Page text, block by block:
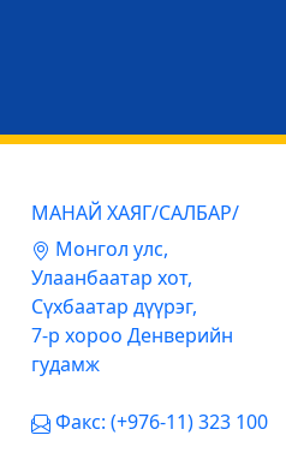
МАНАЙ ХАЯГ/САЛБАР/
Mонгол улс,
Улаанбаатар хот,
Сүхбаатар дүүрэг,
7-р хороо Денверийн
гудамж
Факс: (+976-11) 323 100